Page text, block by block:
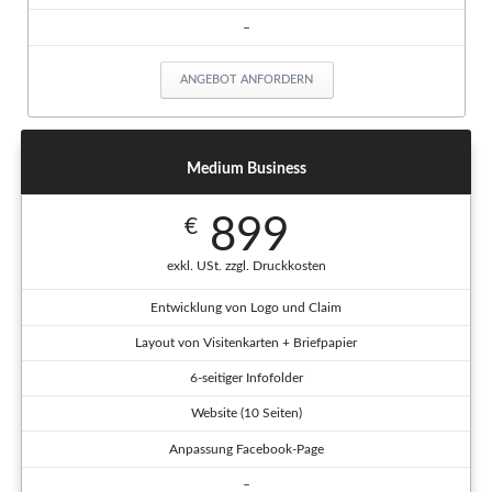
–
ANGEBOT ANFORDERN
Medium Business
€899
exkl. USt. zzgl. Druckkosten
Entwicklung von Logo und Claim
Layout von Visitenkarten + Briefpapier
6-seitiger Infofolder
Website (10 Seiten)
Anpassung Facebook-Page
–